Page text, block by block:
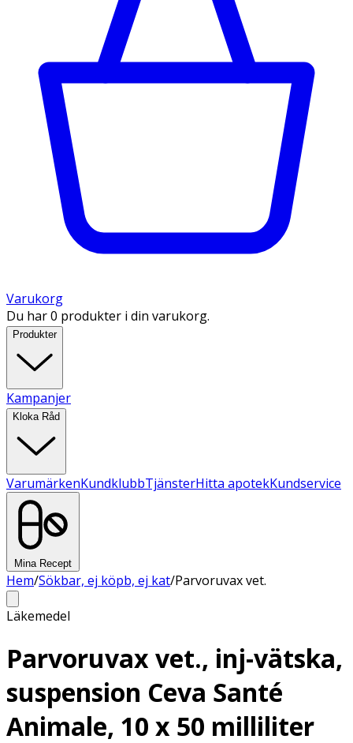
Varukorg
Du har 0 produkter i din varukorg.
Produkter
Kampanjer
Kloka Råd
VarumärkenKundklubbTjänsterHitta apotekKundservice
Mina Recept
Hem/Sökbar, ej köpb, ej kat/Parvoruvax vet.
Läkemedel
Parvoruvax vet., inj-vätska,
suspension Ceva Santé
Animale, 10 x 50 milliliter